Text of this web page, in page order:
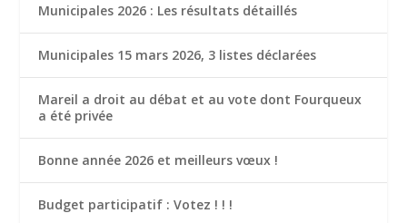
Municipales 2026 : Les résultats détaillés
Municipales 15 mars 2026, 3 listes déclarées
Mareil a droit au débat et au vote dont Fourqueux
a été privée
Bonne année 2026 et meilleurs vœux !
Budget participatif : Votez ! ! !